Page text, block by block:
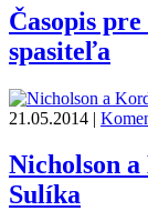
Časopis
spasiteľa
21.05.2014 |
Nicholson
Sulíka